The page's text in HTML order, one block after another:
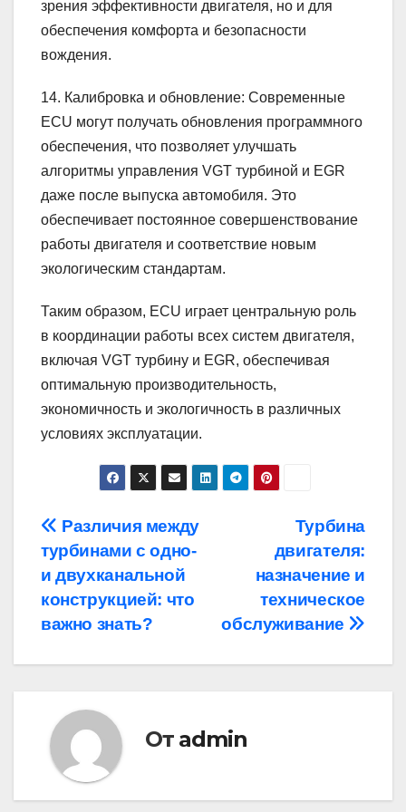
зрения эффективности двигателя, но и для
обеспечения комфорта и безопасности
вождения.
14. Калибровка и обновление: Современные
ECU могут получать обновления программного
обеспечения, что позволяет улучшать
алгоритмы управления VGT турбиной и EGR
даже после выпуска автомобиля. Это
обеспечивает постоянное совершенствование
работы двигателя и соответствие новым
экологическим стандартам.
Таким образом, ECU играет центральную роль
в координации работы всех систем двигателя,
включая VGT турбину и EGR, обеспечивая
оптимальную производительность,
экономичность и экологичность в различных
условиях эксплуатации.
Навигация
по
записям
Турбина
двигателя:
назначение и
техническое
обслуживание
Различия между
турбинами с одно-
и двухканальной
конструкцией: что
важно знать?
От admin